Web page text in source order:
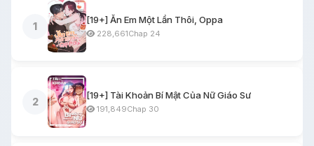
1
[19+] Ăn Em Một Lần Thôi, Oppa
228,661Chap 24
2
[19+] Tài Khoản Bí Mật Của Nữ Giáo Sư
191,849Chap 30